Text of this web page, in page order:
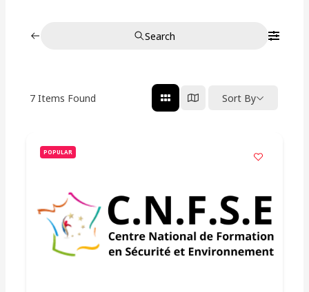
Search
7 Items Found Sort By
POPULAR